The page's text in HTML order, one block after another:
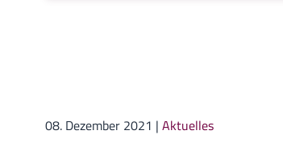
08. Dezember 2021 | Aktuelles